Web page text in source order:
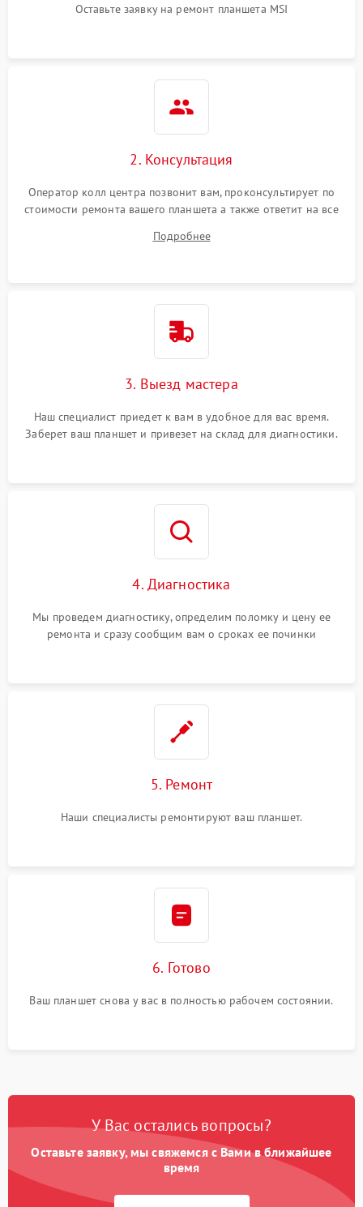
Режим работы
Питание и аккумулятор
Оставьте заявку на ремонт планшета MSI
2. Консультация
Оператор колл центра позвонит вам, проконсультирует по
стоимости ремонта вашего планшета а также ответит на все
Подробнее
3. Выезд мастера
Наш специалист приедет к вам в удобное для вас время.
Заберет ваш планшет и привезет на склад для диагностики.
4. Диагностика
Мы проведем диагностику, определим поломку и цену ее
ремонта и сразу сообщим вам о сроках ее починки
5. Ремонт
Наши специалисты ремонтируют ваш планшет.
6. Готово
Ваш планшет снова у вас в полностью рабочем состоянии.
У Вас остались вопросы?
Оставьте заявку, мы свяжемся с Вами в ближайшее
время